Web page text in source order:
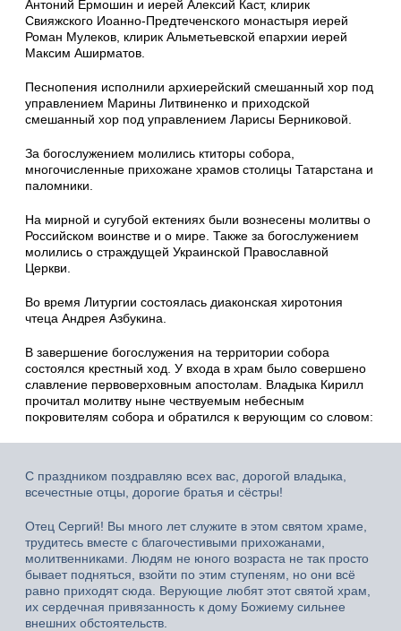
Антоний Ермошин и иерей Алексий Каст, клирик
Свияжского Иоанно-Предтеченского монастыря иерей
Роман Мулеков, клирик Альметьевской епархии иерей
Максим Аширматов.
Песнопения исполнили архиерейский смешанный хор под
управлением Марины Литвиненко и приходской
смешанный хор под управлением Ларисы Берниковой.
За богослужением молились ктиторы собора,
многочисленные прихожане храмов столицы Татарстана и
паломники.
На мирной и сугубой ектениях были вознесены молитвы о
Российском воинстве и о мире. Также за богослужением
молились о страждущей Украинской Православной
Церкви.
Во время Литургии состоялась диаконская хиротония
чтеца Андрея Азбукина.
В завершение богослужения на территории собора
состоялся крестный ход. У входа в храм было совершено
славление первоверховным апостолам. Владыка Кирилл
прочитал молитву ныне чествуемым небесным
покровителям собора и обратился к верующим со словом:
С праздником поздравляю всех вас, дорогой владыка,
всечестные отцы, дорогие братья и сёстры!
Отец Сергий! Вы много лет служите в этом святом храме,
трудитесь вместе с благочестивыми прихожанами,
молитвенниками. Людям не юного возраста не так просто
бывает подняться, взойти по этим ступеням, но они всё
равно приходят сюда. Верующие любят этот святой храм,
их сердечная привязанность к дому Божиему сильнее
внешних обстоятельств.